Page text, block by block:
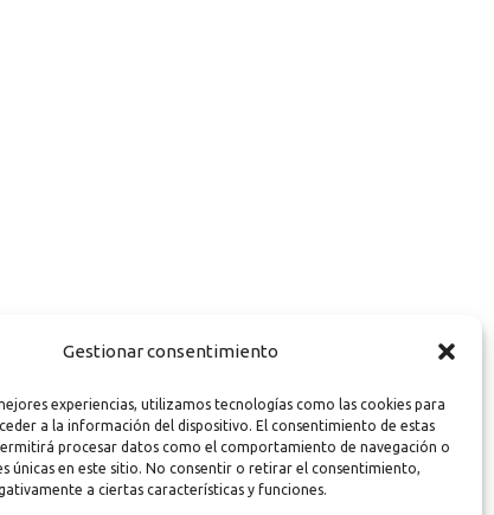
Gestionar consentimiento
experiencias, utilizamos tecnologías como las cookies para
a la información del dispositivo. El consentimiento de estas
procesar datos como el comportamiento de navegación o
únicas en este sitio. No consentir o retirar el consentimiento,
a ciertas características y funciones.